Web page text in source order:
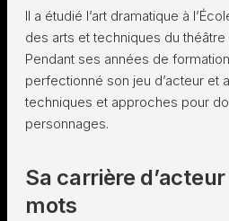
Il a étudié l’art dramatique à
des arts et techniques du théâtre
Pendant ses années de
perfectionné son jeu d’acteur et
techniques et approches pour
personnages.
Sa carrière
mots